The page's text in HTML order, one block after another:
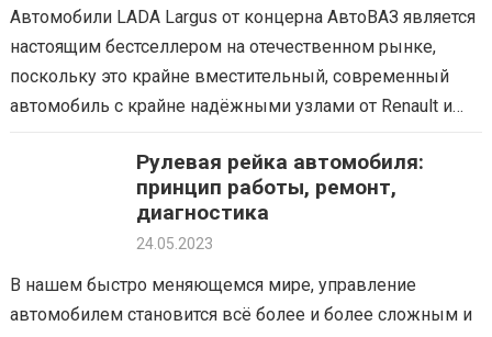
Автомобили LADA Largus от концерна АвтоВАЗ является
настоящим бестселлером на отечественном рынке,
поскольку это крайне вместительный, современный
автомобиль с крайне надёжными узлами от Renault и
аккуратно подбирать резину на…
Рулевая рейка автомобиля:
принцип работы, ремонт,
диагностика
24.05.2023
В нашем быстро меняющемся мире, управление
автомобилем становится всё более и более сложным и